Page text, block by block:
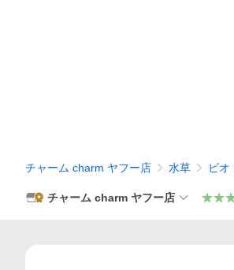
チャーム charm ヤフー店 水草 ビオ
チャーム charm ヤフー店